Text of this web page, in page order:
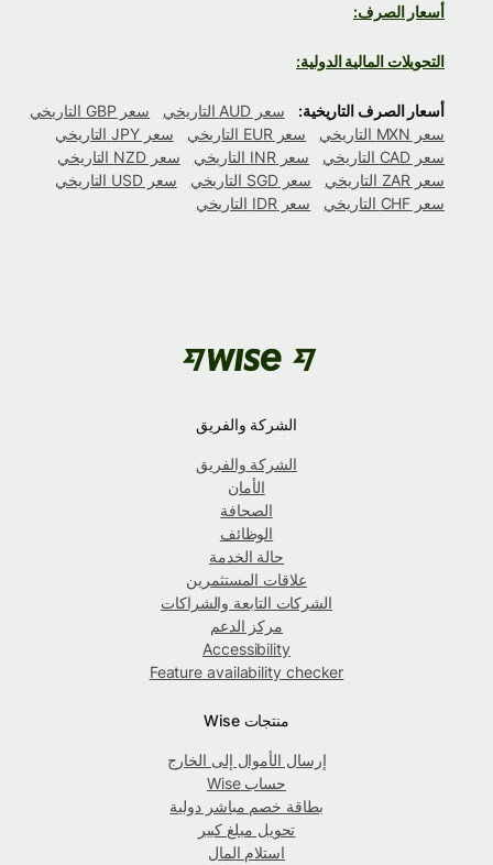
أسعار الصرف:
التحويلات المالية الدولية:
أسعار الصرف التاريخية: سعر AUD التاريخي
سعر GBP التاريخي
سعر MXN التاريخي
سعر EUR التاريخي
سعر JPY التاريخي
سعر CAD التاريخي
سعر INR التاريخي
سعر NZD التاريخي
سعر ZAR التاريخي
سعر SGD التاريخي
سعر USD التاريخي
سعر CHF التاريخي
سعر IDR التاريخي
الشركة والفريق
الشركة والفريق
الأمان
الصحافة
الوظائف
حالة الخدمة
علاقات المستثمرين
الشركات التابعة والشراكات
مركز الدعم
Accessibility
Feature availability checker
منتجات Wise
إرسال الأموال إلى الخارج
حساب Wise
بطاقة خصم مباشر دولية
تحويل مبلغ كبير
استلام المال